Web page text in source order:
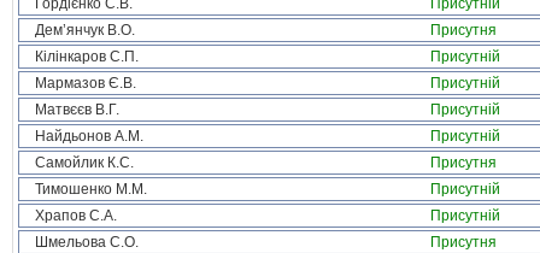
Гордієнко С.В.
Присутній
Дем’янчук В.О.
Присутня
Кілінкаров С.П.
Присутній
Мармазов Є.В.
Присутній
Матвєєв В.Г.
Присутній
Найдьонов А.М.
Присутній
Самойлик К.С.
Присутня
Тимошенко М.М.
Присутній
Храпов С.А.
Присутній
Шмельова С.О.
Присутня